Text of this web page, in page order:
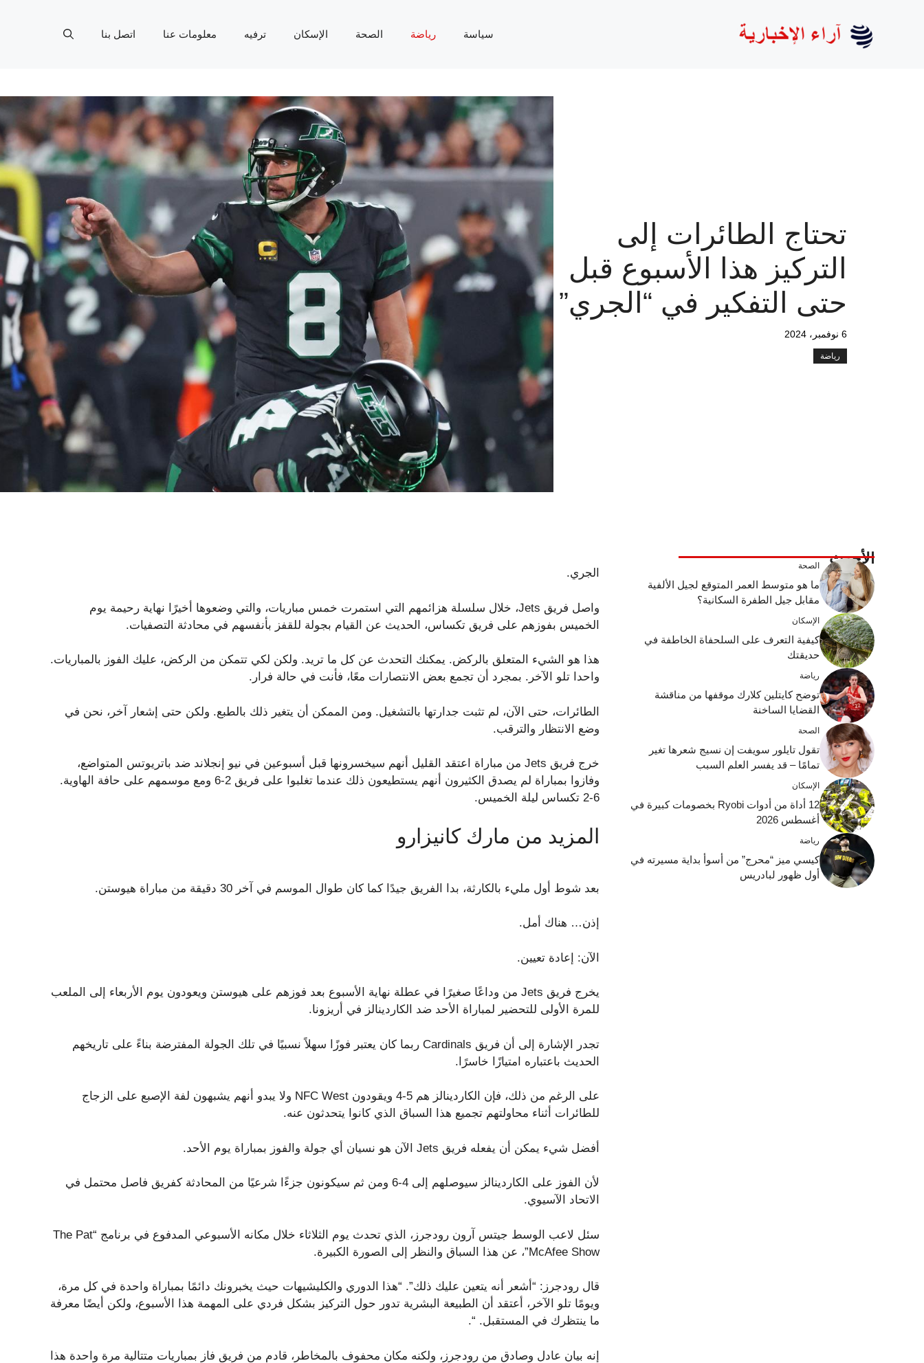
سياسة رياضة الصحة الإسكان ترفيه معلومات عنا اتصل بنا
تحتاج الطائرات إلى
التركيز هذا الأسبوع قبل
حتى التفكير في “الجري”
6 نوفمبر، 2024
رياضة
الجري.
واصل فريق Jets، خلال سلسلة هزائمهم التي استمرت خمس مباريات، والتي وضعوها أخيرًا نهاية رحيمة يوم
الخميس بفوزهم على فريق تكساس، الحديث عن القيام بجولة للقفز بأنفسهم في محادثة التصفيات.
هذا هو الشيء المتعلق بالركض. يمكنك التحدث عن كل ما تريد. ولكن لكي تتمكن من الركض، عليك الفوز بالمباريات.
واحدا تلو الآخر. بمجرد أن تجمع بعض الانتصارات معًا، فأنت في حالة فرار.
الطائرات، حتى الآن، لم تثبت جدارتها بالتشغيل. ومن الممكن أن يتغير ذلك بالطبع. ولكن حتى إشعار آخر، نحن في
وضع الانتظار والترقب.
خرج فريق Jets من مباراة اعتقد القليل أنهم سيخسرونها قبل أسبوعين في نيو إنجلاند ضد باتريوتس المتواضع،
وفازوا بمباراة لم يصدق الكثيرون أنهم يستطيعون ذلك عندما تغلبوا على فريق 2-6 ومع موسمهم على حافة الهاوية.
6-2 تكساس ليلة الخميس.
المزيد من مارك كانيزارو
بعد شوط أول مليء بالكارثة، بدا الفريق جيدًا كما كان طوال الموسم في آخر 30 دقيقة من مباراة هيوستن.
إذن… هناك أمل.
الآن: إعادة تعيين.
يخرج فريق Jets من وداعًا صغيرًا في عطلة نهاية الأسبوع بعد فوزهم على هيوستن ويعودون يوم الأربعاء إلى الملعب
للمرة الأولى للتحضير لمباراة الأحد ضد الكاردينالز في أريزونا.
تجدر الإشارة إلى أن فريق Cardinals ربما كان يعتبر فوزًا سهلاً نسبيًا في تلك الجولة المفترضة بناءً على تاريخهم
الحديث باعتباره امتيازًا خاسرًا.
على الرغم من ذلك، فإن الكاردينالز هم 5-4 ويقودون NFC West ولا يبدو أنهم يشبهون لفة الإصبع على الزجاج
للطائرات أثناء محاولتهم تجميع هذا السباق الذي كانوا يتحدثون عنه.
أفضل شيء يمكن أن يفعله فريق Jets الآن هو نسيان أي جولة والفوز بمباراة يوم الأحد.
لأن الفوز على الكاردينالز سيوصلهم إلى 4-6 ومن ثم سيكونون جزءًا شرعيًا من المحادثة كفريق فاصل محتمل في
الاتحاد الآسيوي.
سئل لاعب الوسط جيتس آرون رودجرز، الذي تحدث يوم الثلاثاء خلال مكانه الأسبوعي المدفوع في برنامج “The Pat
McAfee Show”، عن هذا السباق والنظر إلى الصورة الكبيرة.
قال رودجرز: “أشعر أنه يتعين عليك ذلك”. “هذا الدوري والكليشيهات حيث يخبرونك دائمًا بمباراة واحدة في كل مرة،
ويومًا تلو الآخر، أعتقد أن الطبيعة البشرية تدور حول التركيز بشكل فردي على المهمة هذا الأسبوع، ولكن أيضًا معرفة
ما ينتظرك في المستقبل. “.
إنه بيان عادل وصادق من رودجرز، ولكنه مكان محفوف بالمخاطر، قادم من فريق فاز بمباريات متتالية مرة واحدة هذا
الأحدث الصحة
ما هو متوسط ​​العمر المتوقع لجيل الألفية
مقابل جيل الطفرة السكانية؟
الإسكان
كيفية التعرف على السلحفاة الخاطفة في
حديقتك
رياضة
توضح كايتلين كلارك موقفها من مناقشة
القضايا الساخنة
الصحة
تقول تايلور سويفت إن نسيج شعرها تغير
تمامًا – قد يفسر العلم السبب
الإسكان
12 أداة من أدوات Ryobi بخصومات كبيرة في
أغسطس 2026
رياضة
كيسي ميز “محرج” من أسوأ بداية مسيرته في
أول ظهور لبادريس